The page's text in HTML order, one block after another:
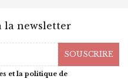
la newsletter
SOUSCRIRE
et la politique de